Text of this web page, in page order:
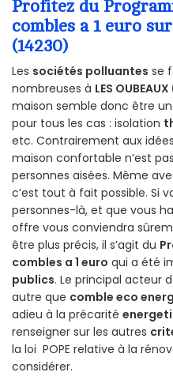
Profitez du
combles a 1 euro
(14230)
Les sociétés polluantes se
nombreuses à LES
maison semble donc être
pour tous les cas : isolation
etc. Contrairement aux
maison confortable n’est
personnes aisées. Même
c’est tout à fait possible. Si
personnes-là, et que vous
offre vous conviendra
être plus précis, il s’agit du
combles a 1 euro qui a été
publics. Le principal acteur
autre que comble eco
adieu à la précarité
renseigner sur les autres
la loi POPE relative à la
considérer.